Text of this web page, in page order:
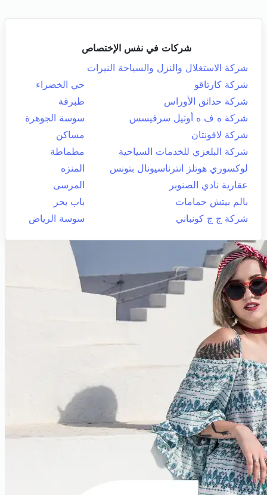
شركات في نفس الإختصاص
شركة الاستغلال والنزل والسياحة النيرات
شركة كارتاقو
حي الخضراء
شركة حدائق الأوراس
طبرقة
شركة ه ف ه أوتيل سرفيسس
سوسة الجوهرة
شركة لافونتان
مساكن
شركة البلعزي للخدمات السياحية
مطماطة
لوكسوري هوتلز انترناسيونال بتونس
المنزه
عقارية نادي الصنوبر
المرسى
بالم بيتش حمامات
باب بحر
شركة ج ج كونباني
سوسة الرياض